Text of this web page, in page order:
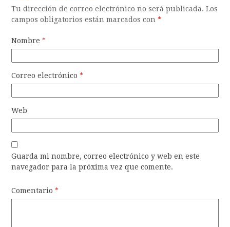
Tu dirección de correo electrónico no será publicada. Los
campos obligatorios están marcados con*
Nombre*
Correo electrónico*
Web
Guarda mi nombre, correo electrónico y web en este
navegador para la próxima vez que comente.
Comentario*